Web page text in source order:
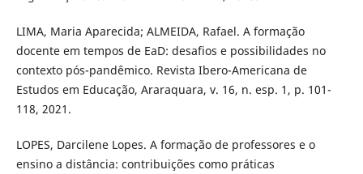
LIMA, Maria Aparecida; ALMEIDA, Rafael. A formação
docente em tempos de EaD: desafios e possibilidades no
contexto pós-pandêmico. Revista Ibero-Americana de
Estudos em Educação, Araraquara, v. 16, n. esp. 1, p. 101-
118, 2021.
LOPES, Darcilene Lopes. A formação de professores e o
ensino a distância: contribuições como práticas